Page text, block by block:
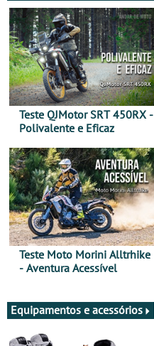
Teste QJMotor SRT 450RX -
Polivalente e Eficaz
Teste Moto Morini Alltrhike
- Aventura Acessível
Equipamentos e acessórios